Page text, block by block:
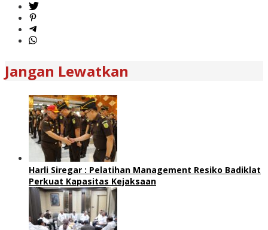
Jangan Lewatkan
Harli Siregar : Pelatihan Management Resiko Badiklat
Perkuat Kapasitas Kejaksaan